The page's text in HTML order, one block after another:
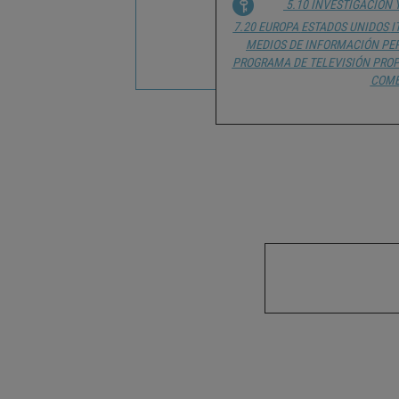
5.10 INVESTIGACIÓN
7.20 EUROPA ESTADOS UNIDOS
MEDIOS DE INFORMACIÓN
PROGRAMA DE TELEVISIÓN